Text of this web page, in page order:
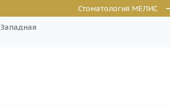
Стоматология МЕЛИС